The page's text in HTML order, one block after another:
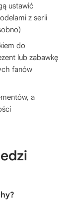
ustawić
z serii
do
lub zabawkę
fanów
a